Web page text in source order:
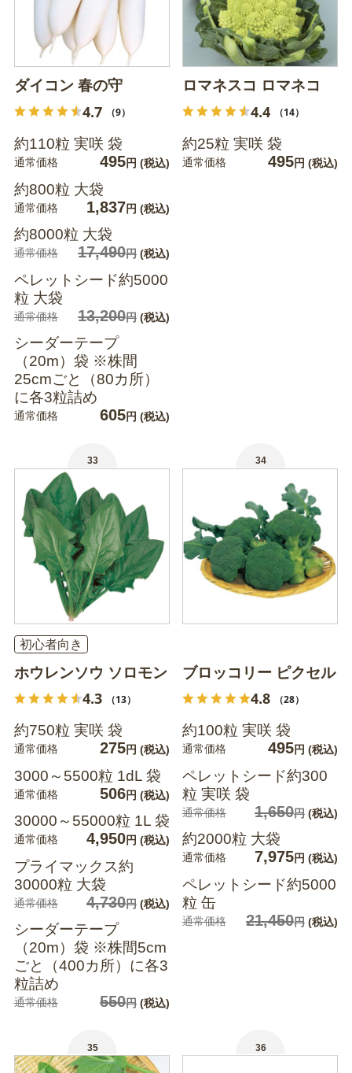
ダイコン 春の守
4.7 （9）
約110粒 実咲 袋
通常価格 495円 (税込)
約800粒 大袋
通常価格 1,837円 (税込)
約8000粒 大袋
通常価格 17,490円(税込)
ペレットシード約5000
粒 大袋
通常価格 13,200円(税込)
シーダーテープ
（20m）袋 ※株間
25cmごと（80カ所）
に各3粒詰め
通常価格 605円 (税込)
ロマネスコ ロマネコ
4.4 （14）
約25粒 実咲 袋
通常価格 495円 (税込)
33
初心者向き
ホウレンソウ ソロモン
4.3 （13）
約750粒 実咲 袋
通常価格 275円 (税込)
3000～5500粒 1dL 袋
通常価格 506円 (税込)
30000～55000粒 1L 袋
通常価格 4,950円 (税込)
プライマックス約
30000粒 大袋
通常価格 4,730円(税込)
シーダーテープ
（20m）袋 ※株間5cm
ごと（400カ所）に各3
粒詰め
通常価格 550円(税込)
34
ブロッコリー ピクセル
4.8 （28）
約100粒 実咲 袋
通常価格 495円 (税込)
ペレットシード約300
粒 実咲 袋
通常価格 1,650円 (税込)
約2000粒 大袋
通常価格 7,975円 (税込)
ペレットシード約5000
粒 缶
通常価格 21,450円 (税込)
35 36